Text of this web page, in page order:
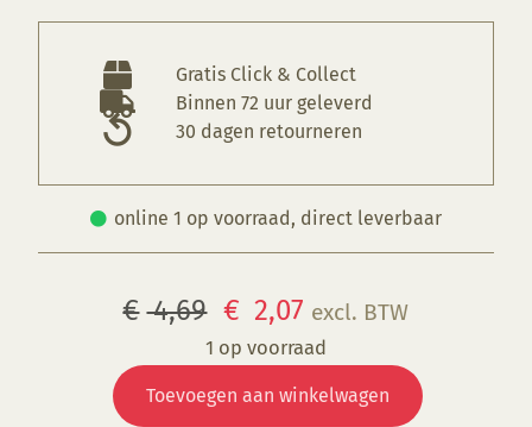
Gratis Click & Collect
Binnen 72 uur geleverd
30 dagen retourneren
online 1 op voorraad, direct leverbaar
€ 4,69 Oorspronkelijke
prijs
was:
€ 2,07 Huidige
prijs
is:
excl. BTW
1 op voorraad
BD
2504 Toevoegen aan winkelwagen